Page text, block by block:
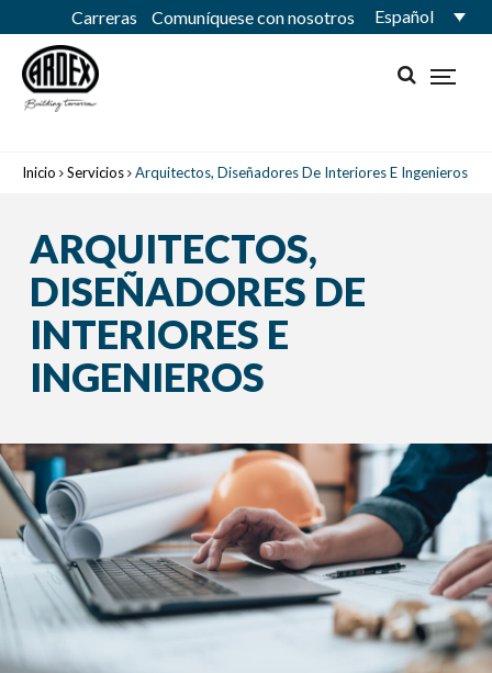
Carreras Comuníquese con nosotros Español
Inicio Servicios Arquitectos, Diseñadores De Interiores E Ingenieros
ARQUITECTOS,
DISEÑADORES DE
INTERIORES E
INGENIEROS